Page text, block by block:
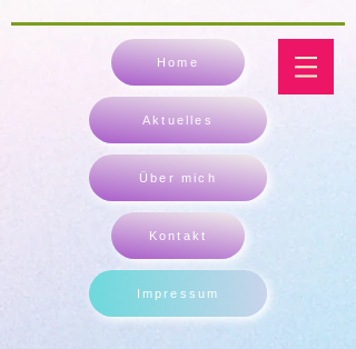
Home
Aktuelles
Über mich
Kontakt
Impressum